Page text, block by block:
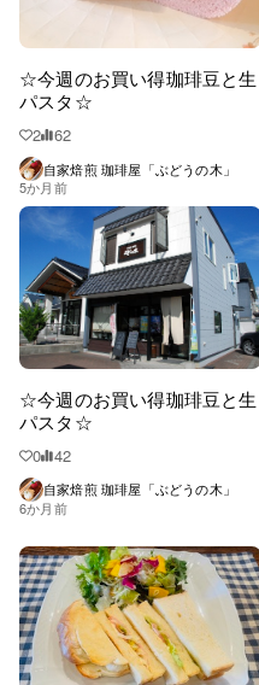
☆今週のお買い得珈琲豆と生
パスタ☆
2 62
自家焙煎 珈琲屋「ぶどうの木」
5か月前
☆今週のお買い得珈琲豆と生
パスタ☆
0 42
自家焙煎 珈琲屋「ぶどうの木」
6か月前